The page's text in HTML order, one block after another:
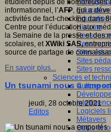
Education
Histoire
Sites
Sites
Sites
Sciences et
Culture
Logiciels
Métavers
Outils et
étudient depuis de nombreuses
informationnel, l’AFP, qui a
activités de fact-checking dans
Centre pour l’éducation aux
la Semaine de la presse et des
scolaires, etXWiki SAS,
source de partage de
En savoir plus...
Un tsunami nous a
jeudi, 28 octobre 2021
Editos